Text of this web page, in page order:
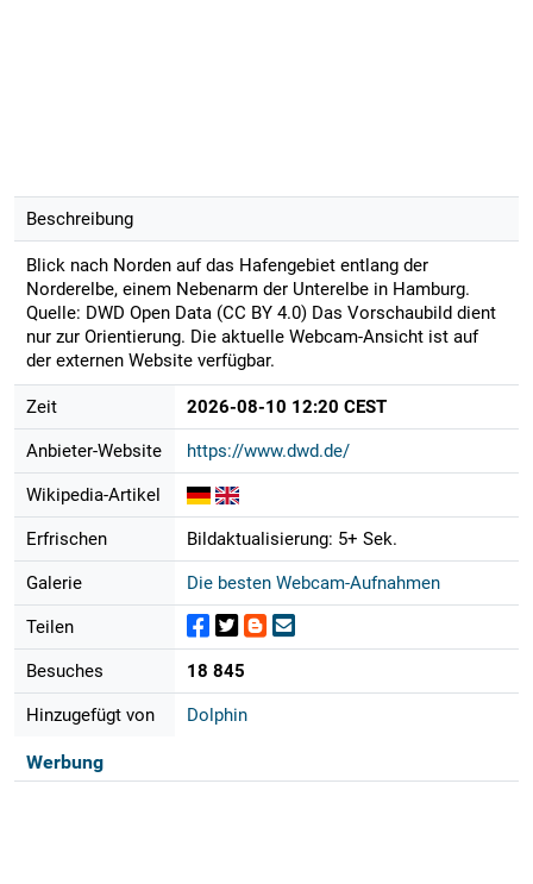
Beschreibung
Blick nach Norden auf das Hafengebiet entlang der
Norderelbe, einem Nebenarm der Unterelbe in Hamburg.
Quelle: DWD Open Data (CC BY 4.0) Das Vorschaubild dient
nur zur Orientierung. Die aktuelle Webcam-Ansicht ist auf
der externen Website verfügbar.
Zeit 2026-08-10 12:20 CEST
Anbieter-Website https://www.dwd.de/
Wikipedia-Artikel
Erfrischen Bildaktualisierung: 5+ Sek.
Galerie Die besten Webcam-Aufnahmen
Teilen
Besuches 18 845
Hinzugefügt von Dolphin
Werbung